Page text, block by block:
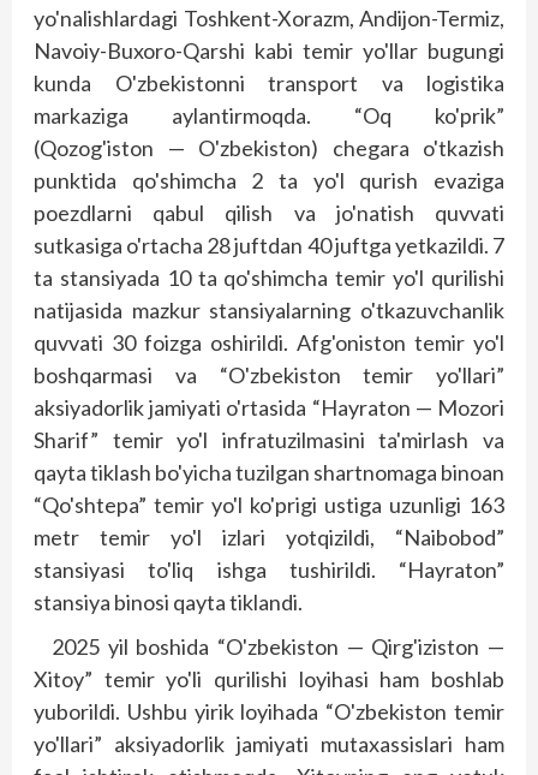
yo'nalishlardagi Toshkent-Xorazm, Andijon-Termiz,
Navoiy-Buxoro-Qarshi kabi temir yo'llar bugungi
kunda O'zbekistonni transport va logistika
markaziga aylantirmoqda. “Oq ko'prik”
(Qozog'iston — O'zbekiston) chegara o'tkazish
punktida qo'shimcha 2 ta yo'l qurish evaziga
poezdlarni qabul qilish va jo'natish quvvati
sutkasiga o'rtacha 28 juftdan 40 juftga yetkazildi. 7
ta stansiyada 10 ta qo'shimcha temir yo'l qurilishi
natijasida mazkur stansiyalarning o'tkazuvchanlik
quvvati 30 foizga oshirildi. Afg'oniston temir yo'l
boshqarmasi va “O'zbekiston temir yo'llari”
aksiyadorlik jamiyati o'rtasida “Hayraton — Mozori
Sharif” temir yo'l infratuzilmasini ta'mirlash va
qayta tiklash bo'yicha tuzilgan shartnomaga binoan
“Qo'shtepa” temir yo'l ko'prigi ustiga uzunligi 163
metr temir yo'l izlari yotqizildi, “Naibobod”
stansiyasi to'liq ishga tushirildi. “Hayraton”
stansiya binosi qayta tiklandi.
2025 yil boshida “O'zbekiston — Qirg'iziston —
Xitoy” temir yo'li qurilishi loyihasi ham boshlab
yuborildi. Ushbu yirik loyihada “O'zbekiston temir
yo'llari” aksiyadorlik jamiyati mutaxassislari ham